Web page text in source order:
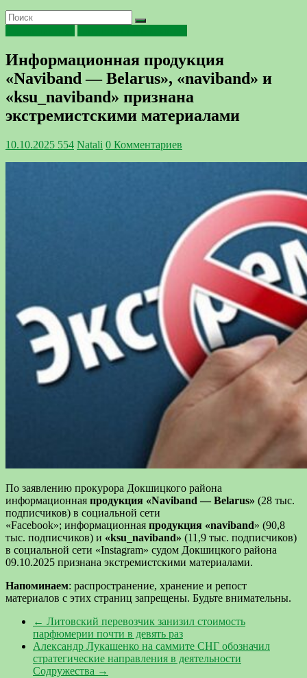
Информационная продукция
«Naviband — Belarus», «naviband» и
«ksu_naviband» признана
экстремистскими материалами
10.10.2025 554 Natali 0 Комментариев
По заявлению прокурора Докшицкого района
информационная продукция «Naviband — Belarus» (28 тыс.
подписчиков) в социальной сети
«Facebook»; информационная продукция «naviband» (90,8
тыс. подписчиков) и «ksu_naviband» (11,9 тыс. подписчиков)
в социальной сети «Instagram» судом Докшицкого района
09.10.2025 признана экстремистскими материалами.
Напоминаем: распространение, хранение и репост
материалов с этих страниц запрещены. Будьте внимательны.
← Литовский перевозчик занизил стоимость
парфюмерии почти в девять раз
Александр Лукашенко на саммите СНГ обозначил
стратегические направления в деятельности
Содружества →